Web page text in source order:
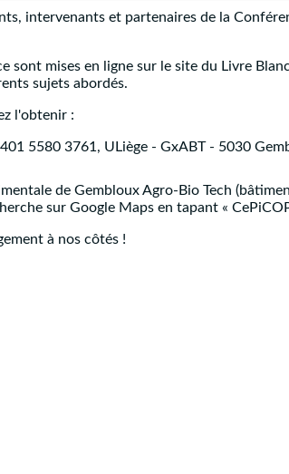
intervenants et partenaires de la
sont mises en ligne sur le site du Livre
sujets abordés.
l'obtenir :
5580 3761, ULiège - GxABT - 5030
de Gembloux Agro-Bio Tech
sur Google Maps en tapant «
à nos côtés !